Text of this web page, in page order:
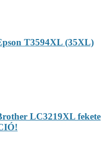
T3594XL (35XL)
LC3219XL fekete